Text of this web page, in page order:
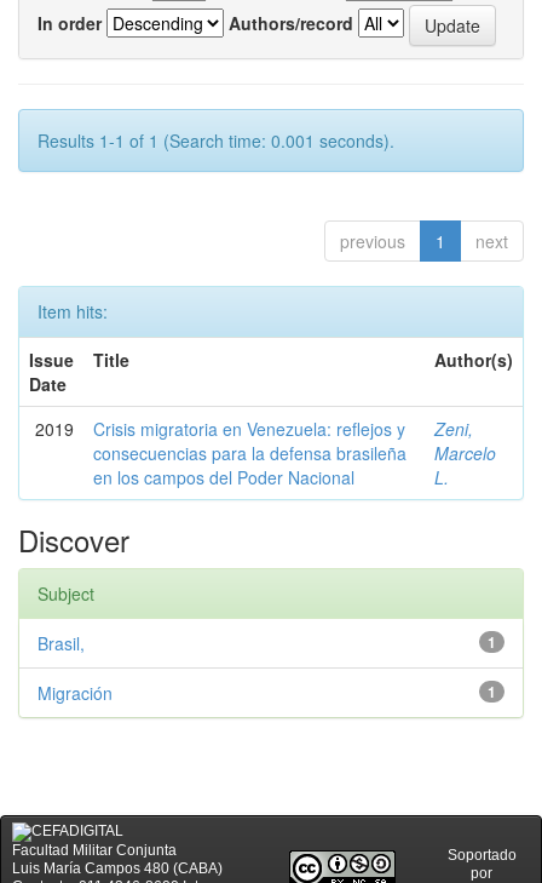
In order
Authors/record
Results 1-1 of 1 (Search time: 0.001 seconds).
previous 1 next
Item hits:
Issue
Date
Title Author(s)
2019
Crisis migratoria en Venezuela: reflejos y
consecuencias para la defensa brasileña
en los campos del Poder Nacional
Zeni,
Marcelo
L.
Discover
Subject
1
Brasil,
1
Migración
Facultad Militar Conjunta
Luis María Campos 480 (CABA)
Soportado
por